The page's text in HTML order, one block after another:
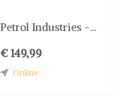
Petrol Industries -...
€ 149,99
Online